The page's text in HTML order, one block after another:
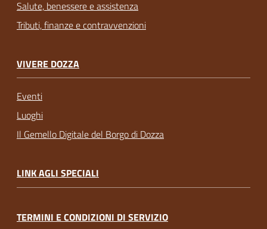
Salute, benessere e assistenza
Tributi, finanze e contravvenzioni
VIVERE DOZZA
Eventi
Luoghi
Il Gemello Digitale del Borgo di Dozza
LINK AGLI SPECIALI
TERMINI E CONDIZIONI DI SERVIZIO